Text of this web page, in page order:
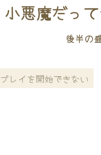
小悪魔だっ
後半の
プレイを開始できない